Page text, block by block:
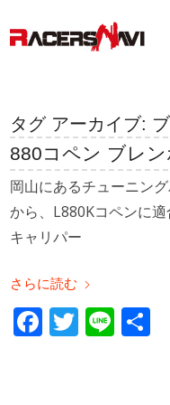
タグ アーカイブ:
880コペン ブレ
岡山にあるチューニン
から、L880Kコペンに
キャリパー
さらに読む
Facebook
Twitter
Line